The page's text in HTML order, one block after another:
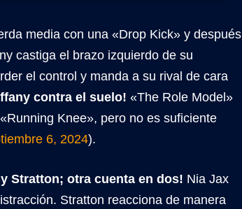
media con una «Drop Kick» y después
castiga el brazo izquierdo de su
el control y manda a su rival de cara
contra el suelo! «The Role Model»
Knee», pero no es suficiente
6, 2024).
Stratton; otra cuenta en dos! Nia Jax
Stratton reacciona de manera